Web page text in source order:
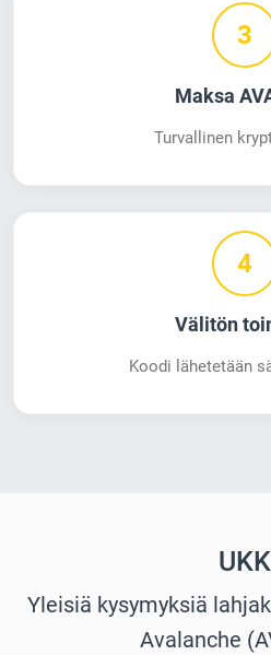
3
Maksa
Turvallinen
4
Välitön
Koodi lähetetään
UKK
Yleisiä kysymyksiä
Avalanche